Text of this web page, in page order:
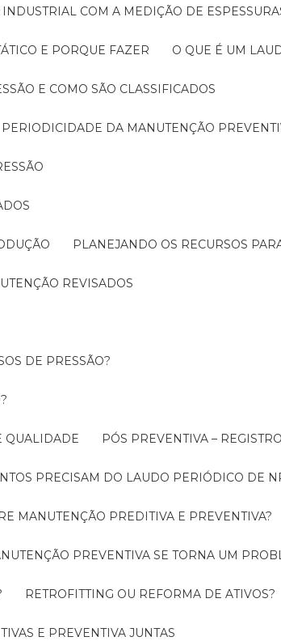
INDUSTRIAL COM A MEDIÇÃO DE
E PORQUE FAZER O QUE É UM
E COMO SÃO CLASSIFICADOS
PERIODICIDADE DA MANUTENÇÃO
PLANEJANDO OS RECURSOS
REVISADOS
DE PRESSÃO?
QUALIDADE PÓS PREVENTIVA –
PRECISAM DO LAUDO PERIÓDICO DE
MANUTENÇÃO PREDITIVA E PREVENTIVA?
PREVENTIVA SE TORNA UM
RETROFITTING OU REFORMA DE ATIVOS?
E PREVENTIVA JUNTAS